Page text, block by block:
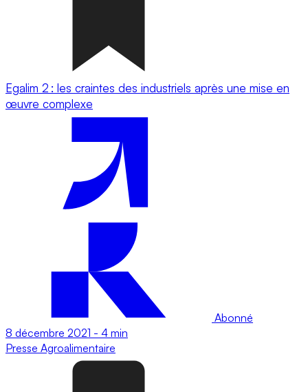
Egalim 2 : les craintes des industriels après une mise en
œuvre complexe
Abonné
8 décembre 2021 - 4 min
Presse Agroalimentaire